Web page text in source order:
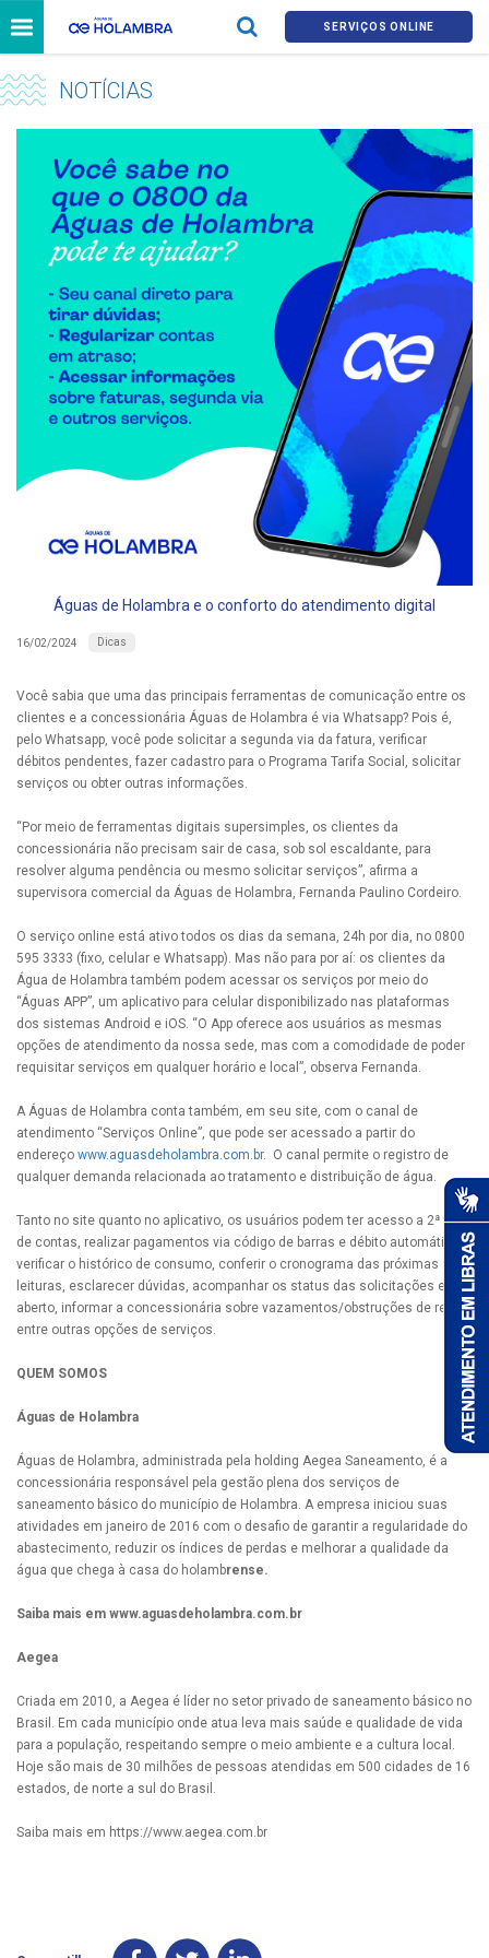
SERVIÇOS ONLINE
NOTÍCIAS
Águas de Holambra e o conforto do atendimento digital
16/02/2024 Dicas
Você sabia que uma das principais ferramentas de comunicação entre os
clientes e a concessionária Águas de Holambra é via Whatsapp? Pois é,
pelo Whatsapp, você pode solicitar a segunda via da fatura, verificar
débitos pendentes, fazer cadastro para o Programa Tarifa Social, solicitar
serviços ou obter outras informações.
“Por meio de ferramentas digitais supersimples, os clientes da
concessionária não precisam sair de casa, sob sol escaldante, para
resolver alguma pendência ou mesmo solicitar serviços”, afirma a
supervisora comercial da Águas de Holambra, Fernanda Paulino Cordeiro.
O serviço online está ativo todos os dias da semana, 24h por dia, no 0800
595 3333 (fixo, celular e Whatsapp). Mas não para por aí: os clientes da
Água de Holambra também podem acessar os serviços por meio do
“Águas APP”, um aplicativo para celular disponibilizado nas plataformas
dos sistemas Android e iOS. “O App oferece aos usuários as mesmas
opções de atendimento da nossa sede, mas com a comodidade de poder
requisitar serviços em qualquer horário e local”, observa Fernanda.
A Águas de Holambra conta também, em seu site, com o canal de
atendimento “Serviços Online”, que pode ser acessado a partir do
endereço www.aguasdeholambra.com.br. O canal permite o registro de
qualquer demanda relacionada ao tratamento e distribuição de água.
Tanto no site quanto no aplicativo, os usuários podem ter acesso a 2ª via
de contas, realizar pagamentos via código de barras e débito automático,
verificar o histórico de consumo, conferir o cronograma das próximas
leituras, esclarecer dúvidas, acompanhar os status das solicitações em
aberto, informar a concessionária sobre vazamentos/obstruções de rede,
entre outras opções de serviços.
QUEM SOMOS
Águas de Holambra
Águas de Holambra, administrada pela holding Aegea Saneamento, é a
concessionária responsável pela gestão plena dos serviços de
saneamento básico do município de Holambra. A empresa iniciou suas
atividades em janeiro de 2016 com o desafio de garantir a regularidade do
abastecimento, reduzir os índices de perdas e melhorar a qualidade da
água que chega à casa do holambrense.
Saiba mais em www.aguasdeholambra.com.br
Aegea
Criada em 2010, a Aegea é líder no setor privado de saneamento básico no
Brasil. Em cada município onde atua leva mais saúde e qualidade de vida
para a população, respeitando sempre o meio ambiente e a cultura local.
Hoje são mais de 30 milhões de pessoas atendidas em 500 cidades de 16
estados, de norte a sul do Brasil.
Saiba mais em https://www.aegea.com.br